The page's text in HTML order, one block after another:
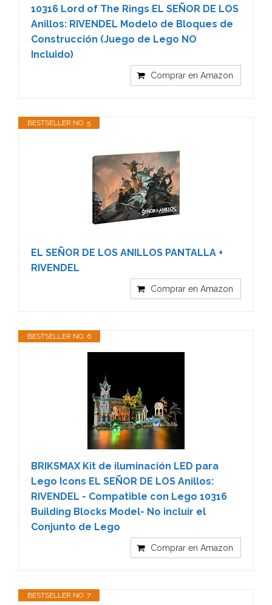
10316 Lord of The Rings EL SEÑOR DE LOS
Anillos: RIVENDEL Modelo de Bloques de
Construcción (Juego de Lego NO
Incluido)
Comprar en Amazon
BESTSELLER NO. 5
EL SEÑOR DE LOS ANILLOS PANTALLA +
RIVENDEL
Comprar en Amazon
BESTSELLER NO. 6
BRIKSMAX Kit de iluminación LED para
Lego Icons EL SEÑOR DE LOS Anillos:
RIVENDEL - Compatible con Lego 10316
Building Blocks Model- No incluir el
Conjunto de Lego
Comprar en Amazon
BESTSELLER NO. 7